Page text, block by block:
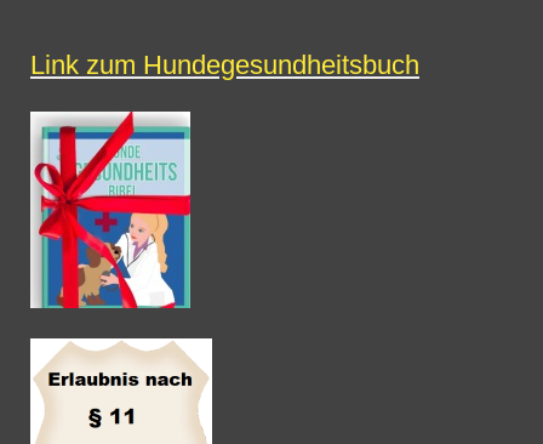
Link zum Hundegesundheitsbuch